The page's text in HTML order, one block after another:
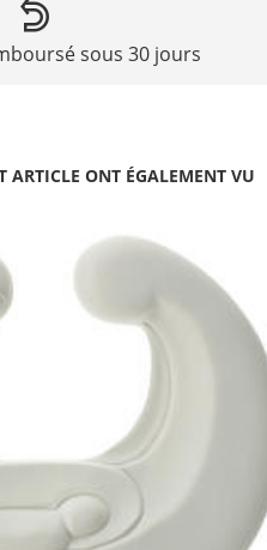
sous 30 jours
ARTICLE ONT ÉGALEMENT VU